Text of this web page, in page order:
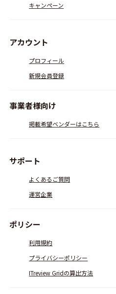
キャンペーン
アカウント
プロフィール
新規会員登録
事業者様向け
掲載希望ベンダーはこちら
サポート
よくあるご質問
運営企業
ポリシー
利用規約
プライバシーポリシー
ITreview Gridの算出方法